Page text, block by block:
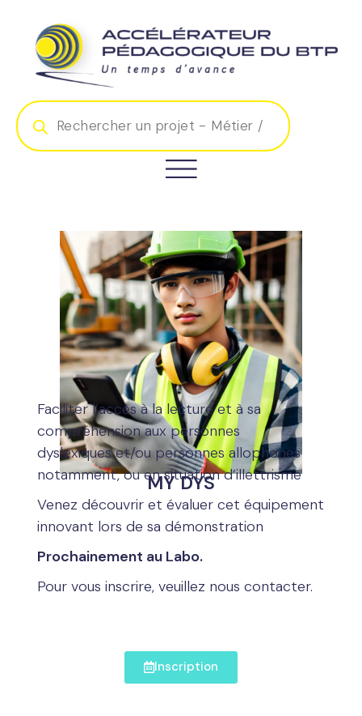
MY DYS
Faciliter l’accès à la lecture et à sa
compréhension aux personnes
dyslexiques et/ou personnes allophones
notamment, ou en situation d’illettrisme
Venez découvrir et évaluer cet équipement
innovant lors de sa démonstration
Prochainement au Labo.
Pour vous inscrire, veuillez nous contacter.
Inscription